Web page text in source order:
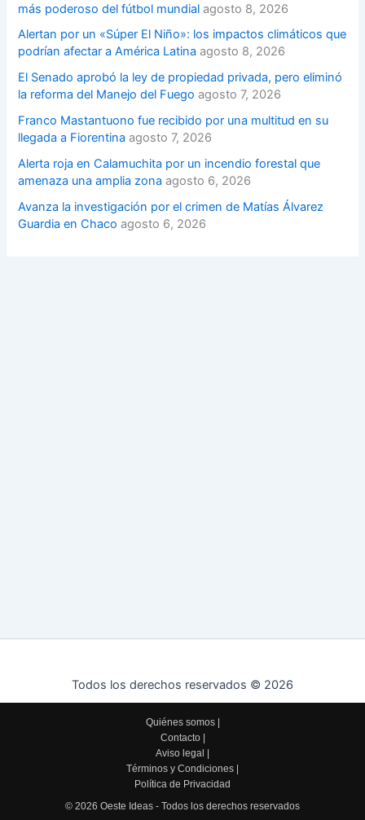
más poderoso del fútbol mundial agosto 8, 2026
Alertan por un «Súper El Niño»: los impactos climáticos que
podrían afectar a América Latina agosto 8, 2026
El Senado aprobó la ley de propiedad privada, pero eliminó
la reforma del Manejo del Fuego agosto 7, 2026
Franco Mastantuono fue recibido por una multitud en su
llegada a Fiorentina agosto 7, 2026
Alerta roja en Calamuchita por un incendio forestal que
amenaza una amplia zona agosto 6, 2026
Avanza la investigación por el crimen de Matías Álvarez
Guardia en Chaco agosto 6, 2026
Todos los derechos reservados © 2026
Quiénes somos|
Contacto|
Aviso legal
Términos y Condiciones
Política de Privacidad
© 2026 Oeste Ideas - Todos los derechos reservados